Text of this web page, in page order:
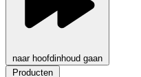
naar hoofdinhoud gaan
Producten